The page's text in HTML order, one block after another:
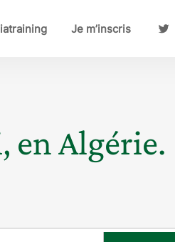
Je m’inscris
en Algérie.